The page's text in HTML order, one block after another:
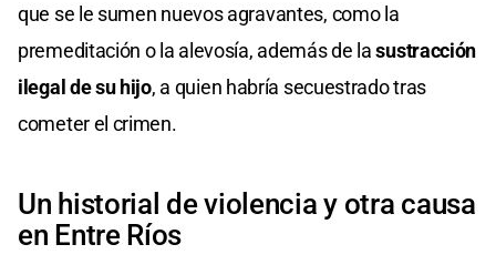
que se le sumen nuevos agravantes, como la
premeditación o la alevosía, además de lasustracción
ilegal de su hijo, a quien habría secuestrado tras
cometer el crimen.
Un historial de violencia y otra causa
en Entre Ríos